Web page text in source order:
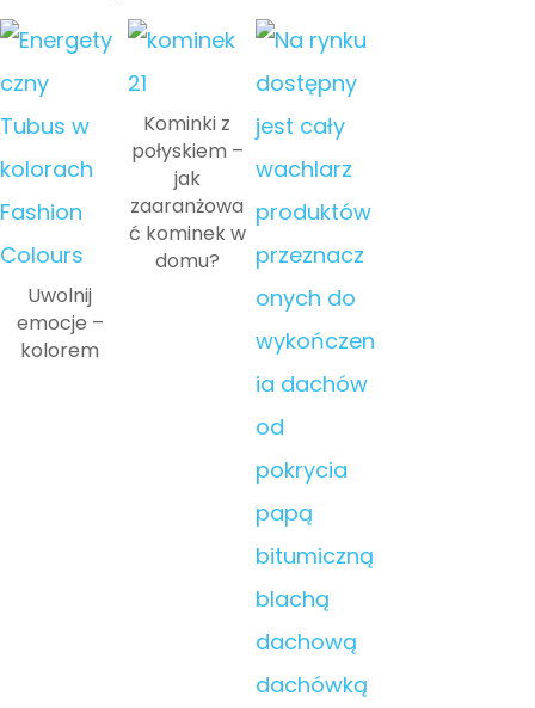
Uwolnij
emocje –
kolorem
Kominki z
połyskiem –
jak
zaaranżowa
ć kominek w
domu?